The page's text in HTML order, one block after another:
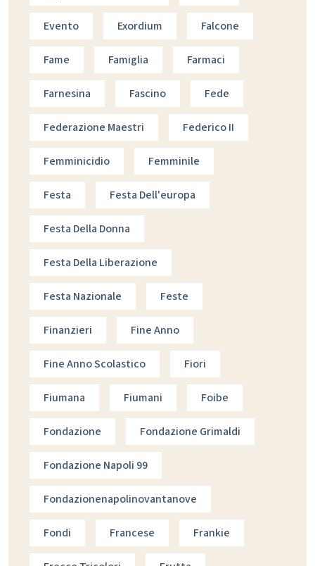
Evento Exordium Falcone
Fame Famiglia Farmaci
Farnesina Fascino Fede
Federazione Maestri Federico II
Femminicidio Femminile
Festa Festa Dell'europa
Festa Della Donna
Festa Della Liberazione
Festa Nazionale Feste
Finanzieri Fine Anno
Fine Anno Scolastico Fiori
Fiumana Fiumani Foibe
Fondazione Fondazione Grimaldi
Fondazione Napoli 99
Fondazionenapolinovantanove
Fondi Francese Frankie